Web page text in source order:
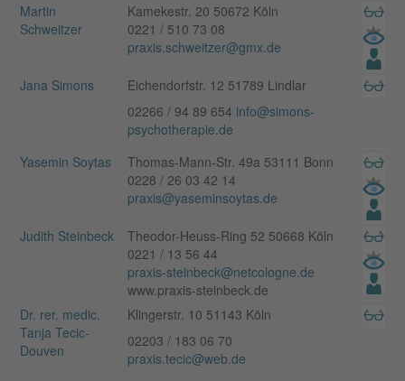
Martin
Schweitzer
Kamekestr. 20 50672 Köln
0221 / 510 73 08
praxis.schweitzer@gmx.de
Jana Simons
Eichendorfstr. 12 51789 Lindlar
02266 / 94 89 654 info@simons-
psychotherapie.de
Yasemin Soytas
Thomas-Mann-Str. 49a 53111 Bonn
0228 / 26 03 42 14
praxis@yaseminsoytas.de
Judith Steinbeck
Theodor-Heuss-Ring 52 50668 Köln
0221 / 13 56 44
praxis-steinbeck@netcologne.de
www.praxis-steinbeck.de
Dr. rer. medic.
Tanja Tecic-
Douven
Klingerstr. 10 51143 Köln
02203 / 183 06 70
praxis.tecic@web.de